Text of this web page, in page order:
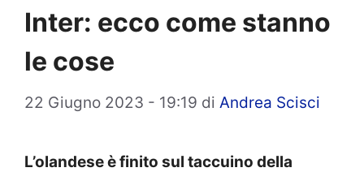
Inter: ecco come stanno
le cose
22 Giugno 2023 - 19:19 di Andrea Scisci
L’olandese è finito sul taccuino della